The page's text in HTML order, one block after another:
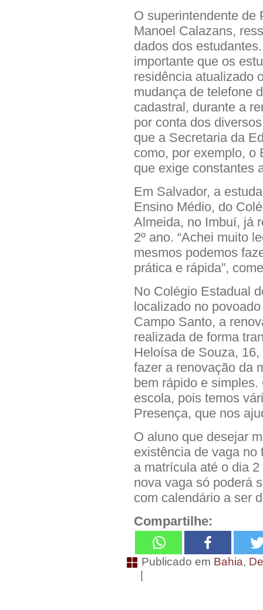
O superintendente de
Manoel Calazans,
dados dos
importante que os
residência atualizado
mudança de telefone
cadastral, durante a
por conta dos
que a Secretaria da
como, por exemplo, o
que exige constantes
Em Salvador, a
Ensino Médio, do
Almeida, no Imbuí, já
2º ano. “Achei muito
mesmos podemos
prática e rápida”,
No Colégio Estadual
localizado no
Campo Santo, a
realizada de forma
Heloísa de Souza, 16,
fazer a renovação da
bem rápido e
escola, pois temos
Presença, que nos
O aluno que desejar
existência de vaga
a matrícula até o dia
nova vaga só poderá
com calendário a ser
Compartilhe:
Publicado em Bahia,
|